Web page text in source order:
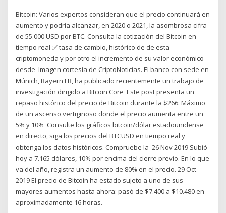
Bitcoin: Varios expertos consideran que el precio continuará en
aumento y podría alcanzar, en 2020 o 2021, la asombrosa cifra
de 55.000 USD por BTC. Consulta la cotización del Bitcoin en
tiempo real ✅ tasa de cambio, histórico de de esta
criptomoneda y por otro el incremento de su valor económico
desde Imagen cortesía de CriptoNoticias. El banco con sede en
Múnich, Bayern LB, ha publicado recientemente un trabajo de
investigación dirigido a Bitcoin Core Este post presenta un
repaso histórico del precio de Bitcoin durante la $266: Máximo
de un ascenso vertiginoso donde el precio aumenta entre un
5% y 10% Consulte los gráficos bitcoin/dólar estadounidense
en directo, siga los precios del BTCUSD en tiempo real y
obtenga los datos históricos. Compruebe la 26 Nov 2019 Subió
hoy a 7.165 dólares, 10% por encima del cierre previo. En lo que
va del año, registra un aumento de 80% en el precio. 29 Oct
2019 El precio de Bitcoin ha estado sujeto a uno de sus
mayores aumentos hasta ahora: pasó de $7.400 a $10.480 en
aproximadamente 16 horas.